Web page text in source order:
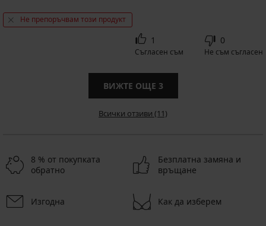
Не препоръчвам този продукт
1
Съгласен съм
0
Не съм съгласен
ВИЖТЕ ОЩЕ 3
Всички отзиви (11)
8 % от покупката
обратно
Безплатна замяна и
връщане
Изгодна Как да изберем